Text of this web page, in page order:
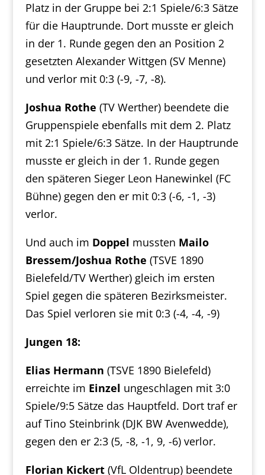
Platz in der Gruppe bei 2:1 Spiele/6:3 Sätze
für die Hauptrunde. Dort musste er gleich
in der 1. Runde gegen den an Position 2
gesetzten Alexander Wittgen (SV Menne)
und verlor mit 0:3 (-9, -7, -8).
Joshua Rothe (TV Werther) beendete die
Gruppenspiele ebenfalls mit dem 2. Platz
mit 2:1 Spiele/6:3 Sätze. In der Hauptrunde
musste er gleich in der 1. Runde gegen
den späteren Sieger Leon Hanewinkel (FC
Bühne) gegen den er mit 0:3 (-6, -1, -3)
verlor.
Und auch im Doppel mussten Mailo
Bressem/Joshua Rothe (TSVE 1890
Bielefeld/TV Werther) gleich im ersten
Spiel gegen die späteren Bezirksmeister.
Das Spiel verloren sie mit 0:3 (-4, -4, -9)
Jungen 18:
Elias Hermann (TSVE 1890 Bielefeld)
erreichte im Einzel ungeschlagen mit 3:0
Spiele/9:5 Sätze das Hauptfeld. Dort traf er
auf Tino Steinbrink (DJK BW Avenwedde),
gegen den er 2:3 (5, -8, -1, 9, -6) verlor.
Florian Kickert (VfL Oldentrup) beendete